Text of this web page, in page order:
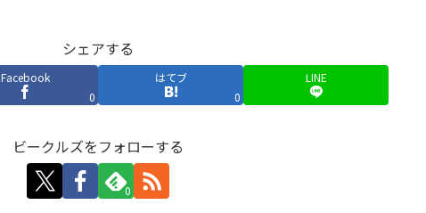
シェアする
Facebook
0
はてブ
0
LINE
ビークルズをフォローする
0